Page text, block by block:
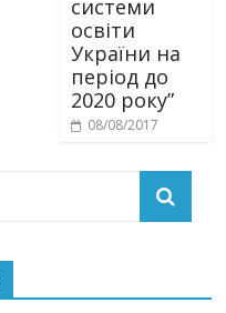
системи
освіти
України на
період до
2020 року”
08/08/2017